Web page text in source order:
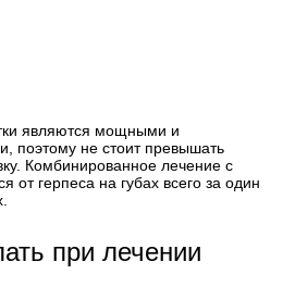
являются мощными и
поэтому не стоит превышать
Комбинированное лечение с
от герпеса на губах всего за один
при лечении